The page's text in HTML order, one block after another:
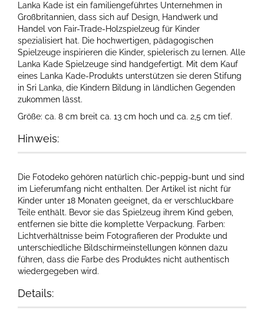
Lanka Kade ist ein familiengeführtes Unternehmen in
Großbritannien, dass sich auf Design, Handwerk und
Handel von Fair-Trade-Holzspielzeug für Kinder
spezialisiert hat. Die hochwertigen, pädagogischen
Spielzeuge inspirieren die Kinder, spielerisch zu lernen. Alle
Lanka Kade Spielzeuge sind handgefertigt. Mit dem Kauf
eines Lanka Kade-Produkts unterstützen sie deren Stifung
in Sri Lanka, die Kindern Bildung in ländlichen Gegenden
zukommen lässt.
Größe: ca. 8 cm breit ca. 13 cm hoch und ca. 2,5 cm tief.
Hinweis:
Die Fotodeko gehören natürlich chic-peppig-bunt und sind
im Lieferumfang nicht enthalten. Der Artikel ist nicht für
Kinder unter 18 Monaten geeignet, da er verschluckbare
Teile enthält. Bevor sie das Spielzeug ihrem Kind geben,
entfernen sie bitte die komplette Verpackung. Farben:
Lichtverhältnisse beim Fotografieren der Produkte und
unterschiedliche Bildschirmeinstellungen können dazu
führen, dass die Farbe des Produktes nicht authentisch
wiedergegeben wird.
Details: